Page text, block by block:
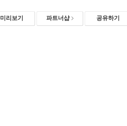
미리보기 파트너샵 공유하기